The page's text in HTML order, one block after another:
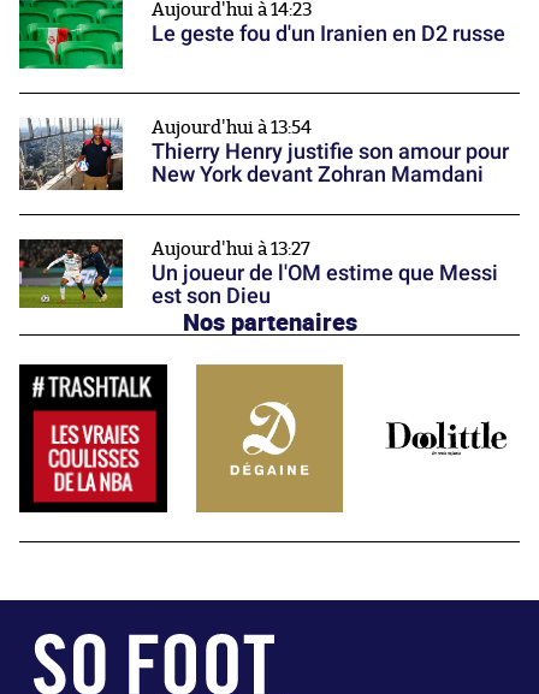
Aujourd'hui à 14:23
Le geste fou d'un Iranien en D2 russe
Aujourd'hui à 13:54
Thierry Henry justifie son amour pour
New York devant Zohran Mamdani
Aujourd'hui à 13:27
Un joueur de l'OM estime que Messi
est son Dieu
Nos partenaires